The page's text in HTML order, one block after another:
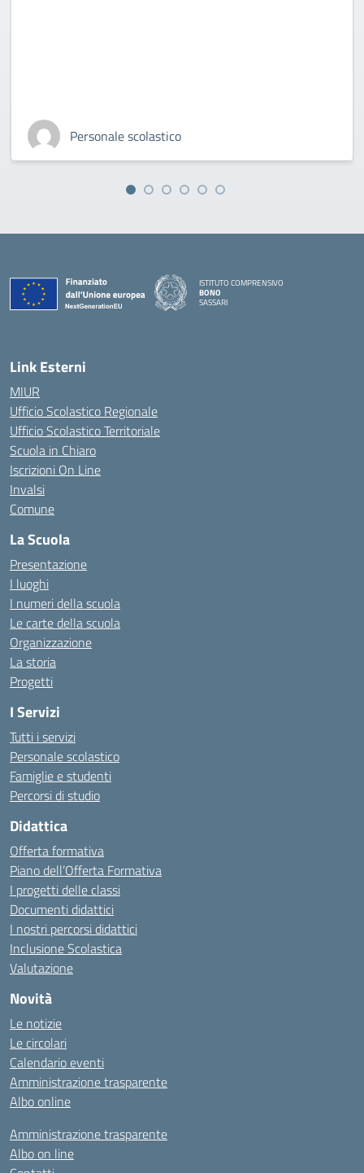
Personale scolastico
ISTITUTO COMPRENSIVO
BONO
SASSARI
Link Esterni
MIUR
Ufficio Scolastico Regionale
Ufficio Scolastico Territoriale
Scuola in Chiaro
Iscrizioni On Line
Invalsi
Comune
La Scuola
Presentazione
I luoghi
I numeri della scuola
Le carte della scuola
Organizzazione
La storia
Progetti
I Servizi
Tutti i servizi
Personale scolastico
Famiglie e studenti
Percorsi di studio
Didattica
Offerta formativa
Piano dell’Offerta Formativa
I progetti delle classi
Documenti didattici
I nostri percorsi didattici
Inclusione Scolastica
Valutazione
Novità
Le notizie
Le circolari
Calendario eventi
Amministrazione trasparente
Albo online
Amministrazione trasparente
Albo on line